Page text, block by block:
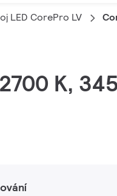
LED CorePro LV
K,